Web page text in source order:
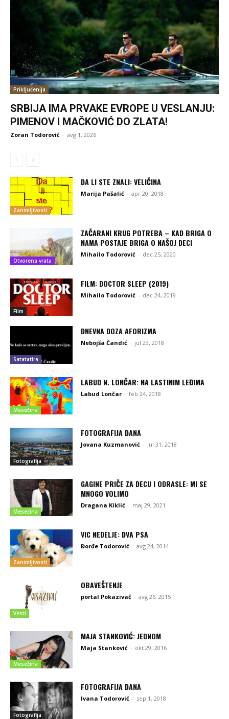
Priključenija
SRBIJA IMA PRVAKE EVROPE U VESLANJU:
PIMENOV I MAČKOVIĆ DO ZLATA!
Zoran Todorović - avg 1, 2026
Zanimljivosti
DA LI STE ZNALI: VELIČINA
Marija Pašalić - apr 20, 2018
Otvorena vrata
ZAČARANI KRUG POTREBA – KAD BRIGA O
NAMA POSTAJE BRIGA O NAŠOJ DECI
Mihailo Todorović - dec 25, 2020
Film
FILM: DOCTOR SLEEP (2019)
Mihailo Todorović - dec 24, 2019
Satatatira
DNEVNA DOZA AFORIZMA
Nebojša Čandić - jul 23, 2018
Mesečina
LABUD N. LONČAR: NA LASTINIM LEĐIMA
Labud Lončar - feb 24, 2018
Fotografija
FOTOGRAFIJA DANA
Jovana Kuzmanović - jul 31, 2018
Mesečina
GAGINE PRIČE ZA DECU I ODRASLE: MI SE
MNOGO VOLIMO
Dragana Kiklić - maj 29, 2021
Zanimljivosti
VIC NEDELJE: DVA PSA
Đorđe Todorović - avg 24, 2014
Vesti
OBAVEŠTENJE
portal Pokazivač - avg 26, 2015
Mesečina
MAJA STANKOVIĆ: JEDNOM
Maja Stanković - okt 29, 2016
Fotografija
FOTOGRAFIJA DANA
Ivana Todorović - sep 1, 2018